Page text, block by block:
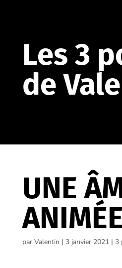
Les 3
de
UNE
ANIMÉE
par Valentin | 3 janvier 2021| 3